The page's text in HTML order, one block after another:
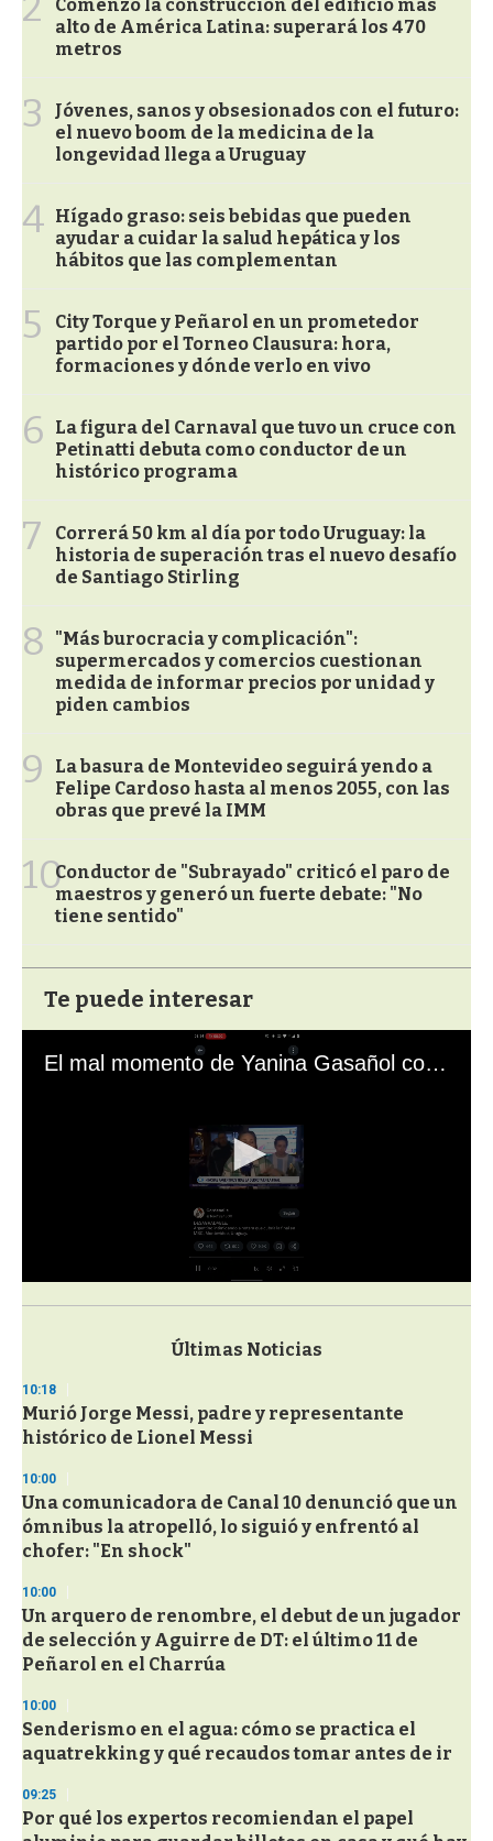
Comenzó la construcción del edificio más
alto de América Latina: superará los 470
metros
3
Jóvenes, sanos y obsesionados con el futuro:
el nuevo boom de la medicina de la
longevidad llega a Uruguay
4 Hígado graso: seis bebidas que pueden
ayudar a cuidar la salud hepática y los
hábitos que las complementan
5
City Torque y Peñarol en un prometedor
partido por el Torneo Clausura: hora,
formaciones y dónde verlo en vivo
6
La figura del Carnaval que tuvo un cruce con
Petinatti debuta como conductor de un
histórico programa
7
Correrá 50 km al día por todo Uruguay: la
historia de superación tras el nuevo desafío
de Santiago Stirling
8
"Más burocracia y complicación":
supermercados y comercios cuestionan
medida de informar precios por unidad y
piden cambios
9
La basura de Montevideo seguirá yendo a
Felipe Cardoso hasta al menos 2055, con las
obras que prevé la IMM
10Conductor de "Subrayado" criticó el paro de
maestros y generó un fuerte debate: "No
tiene sentido"
Te puede interesar
El mal momento de Yanina Gasañol con un hincha argentino en "Subrayado"
s
d
s
o
f
3
s
e
c
o
d
s
Últimas Noticias
10:18
Murió Jorge Messi, padre y representante
histórico de Lionel Messi
10:00
Una comunicadora de Canal 10 denunció que un
ómnibus la atropelló, lo siguió y enfrentó al
chofer: "En shock"
10:00
Un arquero de renombre, el debut de un jugador
de selección y Aguirre de DT: el último 11 de
Peñarol en el Charrúa
10:00
Senderismo en el agua: cómo se practica el
aquatrekking y qué recaudos tomar antes de ir
09:25
Por qué los expertos recomiendan el papel